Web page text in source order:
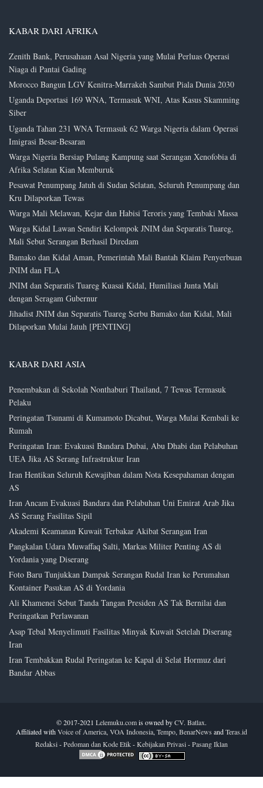
KABAR DARI AFRIKA
Zenith Bank, Perusahaan Asal Nigeria yang Mulai Perluas Operasi
Niaga di Pantai Gading
Morocco Bangun LGV Kenitra-Marrakeh Sambut Piala Dunia 2030
Uganda Deportasi 169 WNA, Termasuk WNI, Atas Kasus Skamming
Siber
Uganda Tahan 231 WNA Termasuk 62 Warga Nigeria dalam Operasi
Imigrasi Besar-Besaran
Warga Nigeria Bersiap Pulang Kampung saat Serangan Xenofobia di
Afrika Selatan Kian Memburuk
Pesawat Penumpang Jatuh di Sudan Selatan, Seluruh Penumpang dan
Kru Dilaporkan Tewas
Warga Mali Melawan, Kejar dan Habisi Teroris yang Tembaki Massa
Warga Kidal Lawan Sendiri Kelompok JNIM dan Separatis Tuareg,
Mali Sebut Serangan Berhasil Diredam
Bamako dan Kidal Aman, Pemerintah Mali Bantah Klaim Penyerbuan
JNIM dan FLA
JNIM dan Separatis Tuareg Kuasai Kidal, Humiliasi Junta Mali
dengan Seragam Gubernur
Jihadist JNIM dan Separatis Tuareg Serbu Bamako dan Kidal, Mali
Dilaporkan Mulai Jatuh [PENTING]
KABAR DARI ASIA
Penembakan di Sekolah Nonthaburi Thailand, 7 Tewas Termasuk
Pelaku
Peringatan Tsunami di Kumamoto Dicabut, Warga Mulai Kembali ke
Rumah
Peringatan Iran: Evakuasi Bandara Dubai, Abu Dhabi dan Pelabuhan
UEA Jika AS Serang Infrastruktur Iran
Iran Hentikan Seluruh Kewajiban dalam Nota Kesepahaman dengan
AS
Iran Ancam Evakuasi Bandara dan Pelabuhan Uni Emirat Arab Jika
AS Serang Fasilitas Sipil
Akademi Keamanan Kuwait Terbakar Akibat Serangan Iran
Pangkalan Udara Muwaffaq Salti, Markas Militer Penting AS di
Yordania yang Diserang
Foto Baru Tunjukkan Dampak Serangan Rudal Iran ke Perumahan
Kontainer Pasukan AS di Yordania
Ali Khamenei Sebut Tanda Tangan Presiden AS Tak Bernilai dan
Peringatkan Perlawanan
Asap Tebal Menyelimuti Fasilitas Minyak Kuwait Setelah Diserang
Iran
Iran Tembakkan Rudal Peringatan ke Kapal di Selat Hormuz dari
Bandar Abbas
© 2017-2021 Lelemuku.comis owned byCV. Batlax.
Affiliated withVoice of America, VOA Indonesia, Tempo, BenarNews andTeras.id
Redaksi-Pedoman dan Kode Etik-Kebijakan Privasi-Pasang Iklan